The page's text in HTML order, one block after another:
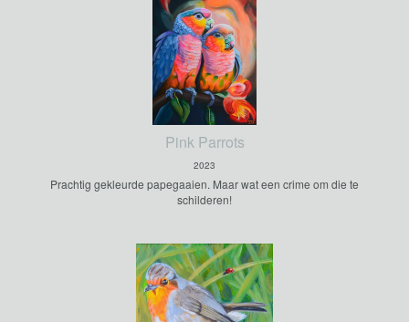
Pink Parrots
2023
Prachtig gekleurde papegaaien. Maar wat een crime om die te
schilderen!